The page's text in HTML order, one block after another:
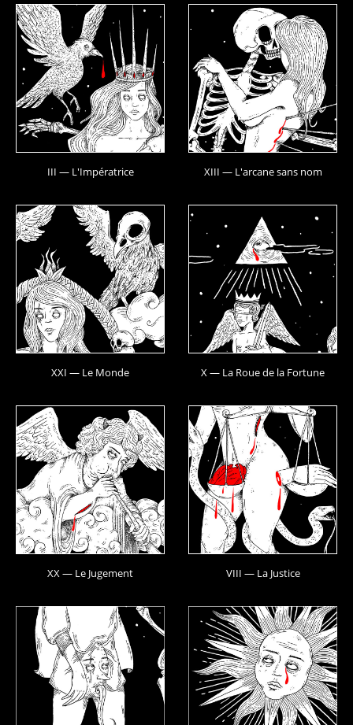
III — L'Impératrice XIII — L'arcane sans nom
XXI — Le Monde X — La Roue de la Fortune
XX — Le Jugement VIII — La Justice